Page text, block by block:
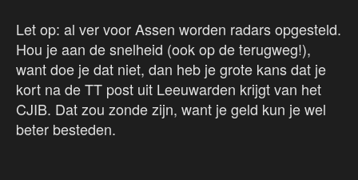
Let op: al ver voor Assen worden radars opgesteld.
Hou je aan de snelheid (ook op de terugweg!),
want doe je dat niet, dan heb je grote kans dat je
kort na de TT post uit Leeuwarden krijgt van het
CJIB. Dat zou zonde zijn, want je geld kun je wel
beter besteden.